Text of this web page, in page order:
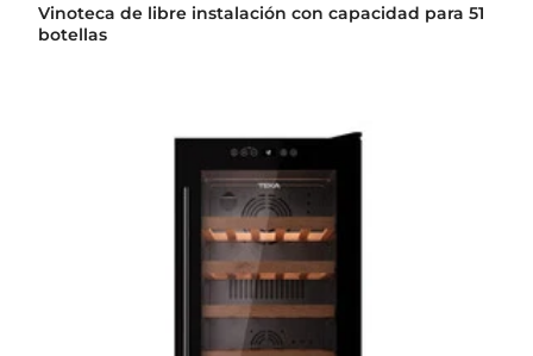
Vinoteca de libre instalación con capacidad para 51
botellas